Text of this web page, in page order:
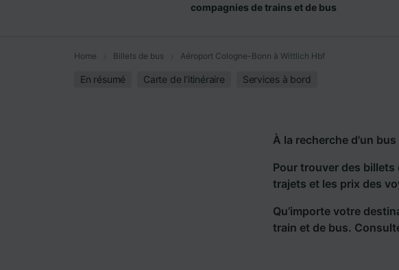
compagnies de trains et de bus
Home Billets de bus Aéroport Cologne-Bonn à Wittlich Hbf
En résumé Carte de l'itinéraire Services à bord
À la recherche d'un
Pour trouver des
trajets et les prix des
Qu’importe votre
train et de bus.